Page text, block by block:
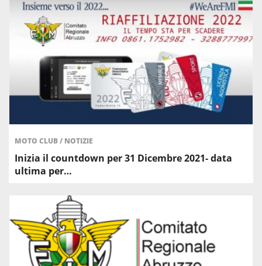
MOTO CLUB/ NOTIZIE
Inizia il countdown per 31 Dicembre 2021- data
ultima per…